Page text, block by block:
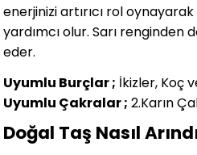
enerjinizi artırıcı rol
yardımcı olur. Sarı renginden
eder.
Uyumlu Burçlar ; İkizler, Koç
Uyumlu Çakralar ; 2.Karın
Doğal Taş Nasıl